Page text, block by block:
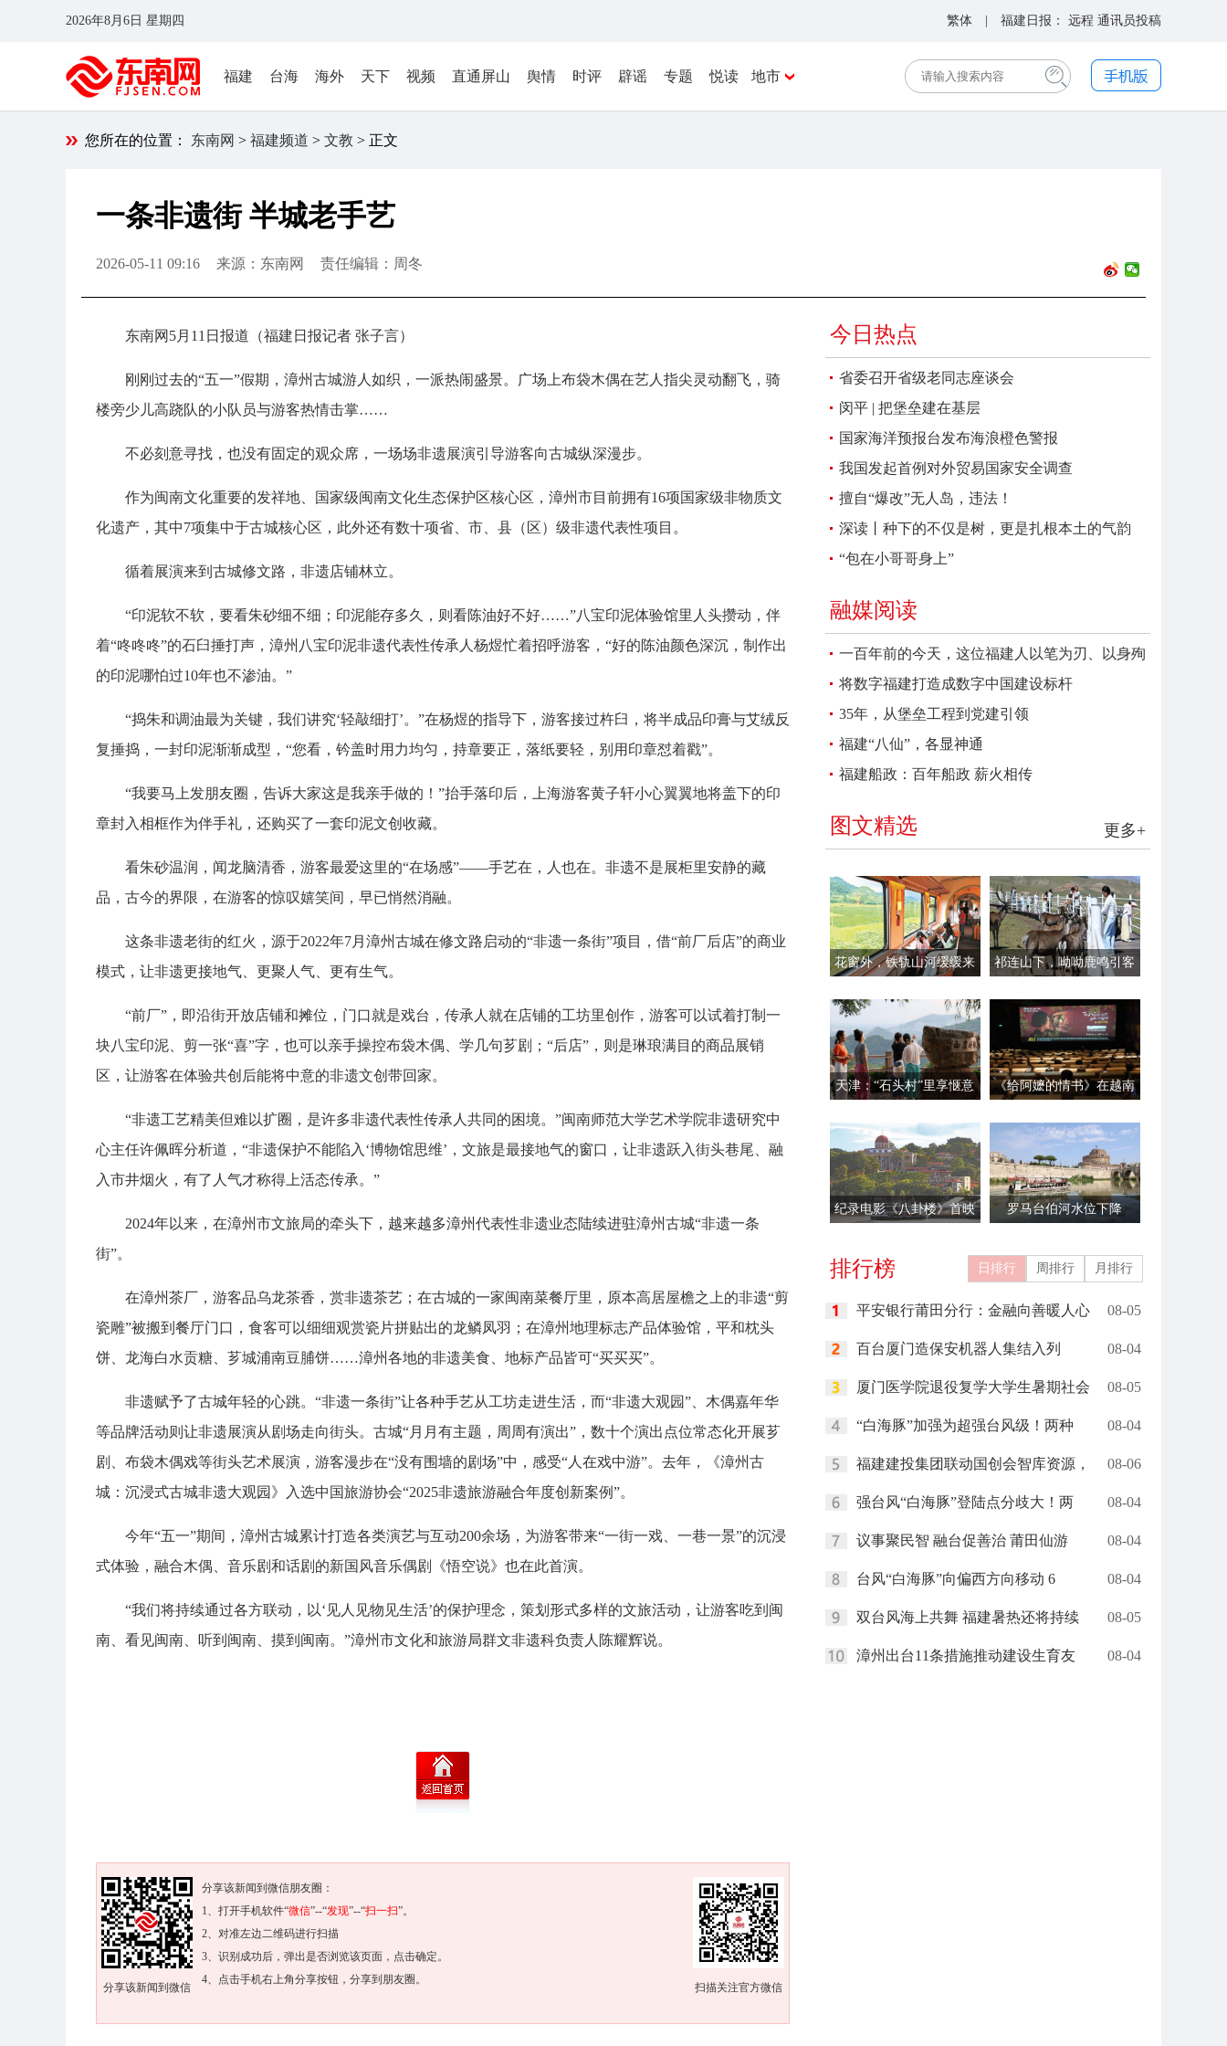
2026年8月6日 星期四 繁体 | 福建日报： 远程 通讯员投稿
福建 台海 海外 天下 视频 直通屏山 舆情 时评 辟谣 专题 悦读 地市
您所在的位置： 东南网 > 福建频道 > 文教 > 正文
一条非遗街 半城老手艺
2026-05-11 09:16 来源：东南网 责任编辑：周冬
东南网5月11日报道（福建日报记者 张子言）
刚刚过去的“五一”假期，漳州古城游人如织，一派热闹盛景。广场上布袋木偶在艺人指尖灵动翻飞，骑
楼旁少儿高跷队的小队员与游客热情击掌……
不必刻意寻找，也没有固定的观众席，一场场非遗展演引导游客向古城纵深漫步。
作为闽南文化重要的发祥地、国家级闽南文化生态保护区核心区，漳州市目前拥有16项国家级非物质文
化遗产，其中7项集中于古城核心区，此外还有数十项省、市、县（区）级非遗代表性项目。
循着展演来到古城修文路，非遗店铺林立。
“印泥软不软，要看朱砂细不细；印泥能存多久，则看陈油好不好……”八宝印泥体验馆里人头攒动，伴
着“咚咚咚”的石臼捶打声，漳州八宝印泥非遗代表性传承人杨煜忙着招呼游客，“好的陈油颜色深沉，制作出
的印泥哪怕过10年也不渗油。”
“捣朱和调油最为关键，我们讲究‘轻敲细打’。”在杨煜的指导下，游客接过杵臼，将半成品印膏与艾绒反
复捶捣，一封印泥渐渐成型，“您看，钤盖时用力均匀，持章要正，落纸要轻，别用印章怼着戳”。
“我要马上发朋友圈，告诉大家这是我亲手做的！”抬手落印后，上海游客黄子轩小心翼翼地将盖下的印
章封入相框作为伴手礼，还购买了一套印泥文创收藏。
看朱砂温润，闻龙脑清香，游客最爱这里的“在场感”——手艺在，人也在。非遗不是展柜里安静的藏
品，古今的界限，在游客的惊叹嬉笑间，早已悄然消融。
这条非遗老街的红火，源于2022年7月漳州古城在修文路启动的“非遗一条街”项目，借“前厂后店”的商业
模式，让非遗更接地气、更聚人气、更有生气。
“前厂”，即沿街开放店铺和摊位，门口就是戏台，传承人就在店铺的工坊里创作，游客可以试着打制一
块八宝印泥、剪一张“喜”字，也可以亲手操控布袋木偶、学几句芗剧；“后店”，则是琳琅满目的商品展销
区，让游客在体验共创后能将中意的非遗文创带回家。
“非遗工艺精美但难以扩圈，是许多非遗代表性传承人共同的困境。”闽南师范大学艺术学院非遗研究中
心主任许佩晖分析道，“非遗保护不能陷入‘博物馆思维’，文旅是最接地气的窗口，让非遗跃入街头巷尾、融
入市井烟火，有了人气才称得上活态传承。”
2024年以来，在漳州市文旅局的牵头下，越来越多漳州代表性非遗业态陆续进驻漳州古城“非遗一条
街”。
在漳州茶厂，游客品乌龙茶香，赏非遗茶艺；在古城的一家闽南菜餐厅里，原本高居屋檐之上的非遗“剪
瓷雕”被搬到餐厅门口，食客可以细细观赏瓷片拼贴出的龙鳞凤羽；在漳州地理标志产品体验馆，平和枕头
饼、龙海白水贡糖、芗城浦南豆脯饼……漳州各地的非遗美食、地标产品皆可“买买买”。
非遗赋予了古城年轻的心跳。“非遗一条街”让各种手艺从工坊走进生活，而“非遗大观园”、木偶嘉年华
等品牌活动则让非遗展演从剧场走向街头。古城“月月有主题，周周有演出”，数十个演出点位常态化开展芗
剧、布袋木偶戏等街头艺术展演，游客漫步在“没有围墙的剧场”中，感受“人在戏中游”。去年，《漳州古
城：沉浸式古城非遗大观园》入选中国旅游协会“2025非遗旅游融合年度创新案例”。
今年“五一”期间，漳州古城累计打造各类演艺与互动200余场，为游客带来“一街一戏、一巷一景”的沉浸
式体验，融合木偶、音乐剧和话剧的新国风音乐偶剧《悟空说》也在此首演。
“我们将持续通过各方联动，以‘见人见物见生活’的保护理念，策划形式多样的文旅活动，让游客吃到闽
南、看见闽南、听到闽南、摸到闽南。”漳州市文化和旅游局群文非遗科负责人陈耀辉说。
扫描关注官方微信
分享该新闻到微信
分享该新闻到微信朋友圈：
1、打开手机软件“微信”--“发现”--“扫一扫”。
2、对准左边二维码进行扫描
3、识别成功后，弹出是否浏览该页面，点击确定。
4、点击手机右上角分享按钮，分享到朋友圈。
今日热点
省委召开省级老同志座谈会
闵平 | 把堡垒建在基层
国家海洋预报台发布海浪橙色警报
我国发起首例对外贸易国家安全调查
擅自“爆改”无人岛，违法！
深读丨种下的不仅是树，更是扎根本土的气韵
“包在小哥哥身上”
融媒阅读
一百年前的今天，这位福建人以笔为刃、以身殉
报
将数字福建打造成数字中国建设标杆
35年，从堡垒工程到党建引领
福建“八仙”，各显神通
福建船政：百年船政 薪火相传
更多+
图文精选
花窗外，铁轨山河缓缓来
祁连山下，呦呦鹿鸣引客
天津：“石头村”里享惬意
《给阿嬷的情书》在越南
纪录电影《八卦楼》首映 罗马台伯河水位下降
排行榜 日排行 周排行 月排行
平安银行莆田分行：金融向善暖人心 08-05
百台厦门造保安机器人集结入列 08-04
厦门医学院退役复学大学生暑期社会 08-05
“白海豚”加强为超强台风级！两种 08-04
福建建投集团联动国创会智库资源， 08-06
强台风“白海豚”登陆点分歧大！两 08-04
议事聚民智 融台促善治 莆田仙游 08-04
台风“白海豚”向偏西方向移动 6 08-04
双台风海上共舞 福建暑热还将持续 08-05
漳州出台11条措施推动建设生育友 08-04